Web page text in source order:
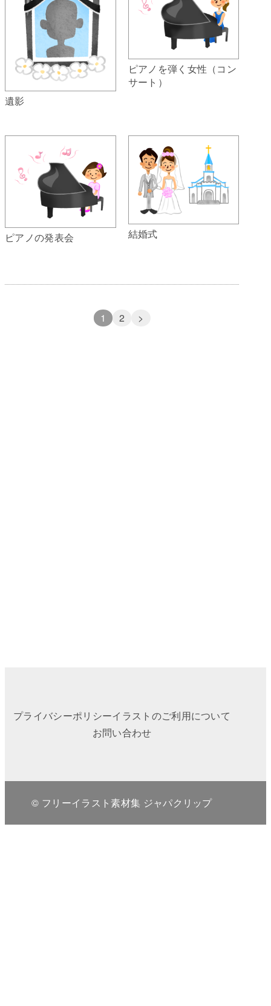
遺影
ピアノを弾く女性（コン
サート）
ピアノの発表会 結婚式
1 2 >
プライバシーポリシーイラストのご利用について
お問い合わせ
© フリーイラスト素材集 ジャパクリップ